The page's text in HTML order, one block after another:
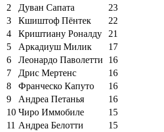
2
Дуван Сапата
23
3
Кшиштоф Пёнтек
22
4
Криштиану Роналду
21
5
Аркадиуш Милик
17
6
Леонардо Паволетти
16
7
Дрис Мертенс
16
8
Франческо Капуто
16
9
Андреа Петанья
16
10 Чиро Иммобиле
15
11 Андреа Белотти
15